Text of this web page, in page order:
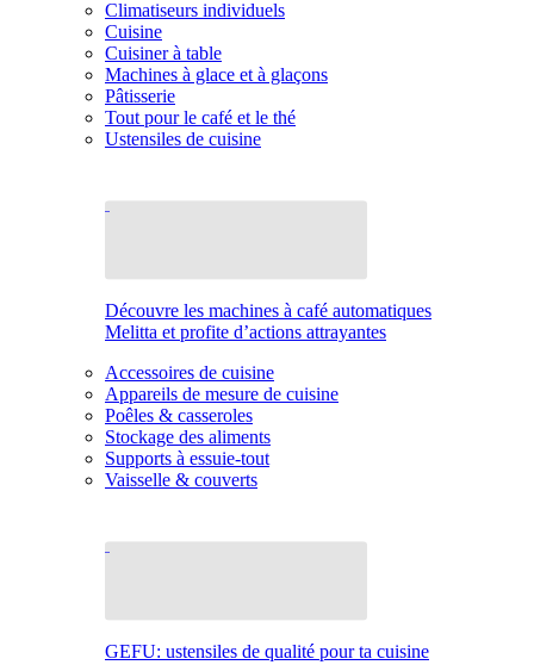
Climatiseurs individuels
Cuisine
Cuisiner à table
Machines à glace et à glaçons
Pâtisserie
Tout pour le café et le thé
Ustensiles de cuisine
Découvre les machines à café automatiques
Melitta et profite d’actions attrayantes
Accessoires de cuisine
Appareils de mesure de cuisine
Poêles & casseroles
Stockage des aliments
Supports à essuie-tout
Vaisselle & couverts
GEFU: ustensiles de qualité pour ta cuisine